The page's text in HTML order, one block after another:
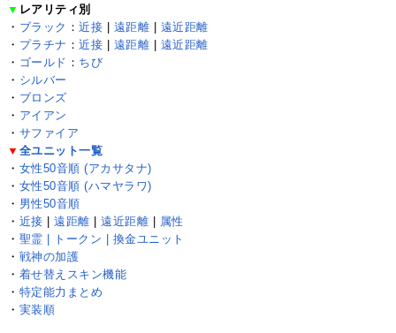
▼ レアリティ別
・ ブラック ：近接 遠距離
遠近距離
・ プラチナ ：近接 遠距離
遠近距離
・ ゴールド ： ちび
・ シルバー
・ ブロンズ
・ アイアン
・ サファイア
▼ 全ユニット一覧
・ 女性50音順 (アカサタナ)
・ 女性50音順 (ハマヤラワ)
・ 男性50音順
・ 近接 |遠距離 |遠近距離
属性
・ 聖霊 | トークン | 換金ユニット
・ 戦神の加護
・ 着せ替えスキン機能
・ 特定能力まとめ
・ 実装順